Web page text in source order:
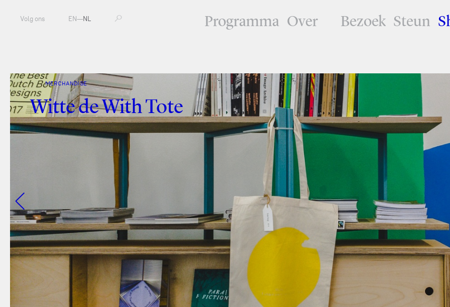
Programma Over Bezoek Steun
Volg ons EN—NL
MERCHANDISE
Witte de With Tote